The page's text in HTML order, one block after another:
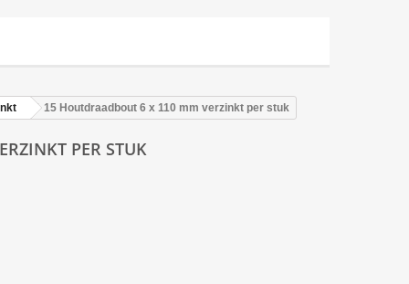
15 Houtdraadbout 6 x 110 mm verzinkt per stuk
PER STUK